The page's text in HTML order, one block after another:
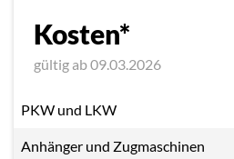
Kosten*
gültig ab 09.03.2026
PKW und LKW
Anhänger und Zugmaschinen